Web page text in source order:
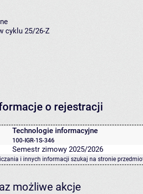
cyklu 25/26-Z
o rejestracji
Technologie informacyjne
100-IGR-1S-346
Semestr zimowy 2025/2026
i innych informacji szukaj na stronie
możliwe akcje